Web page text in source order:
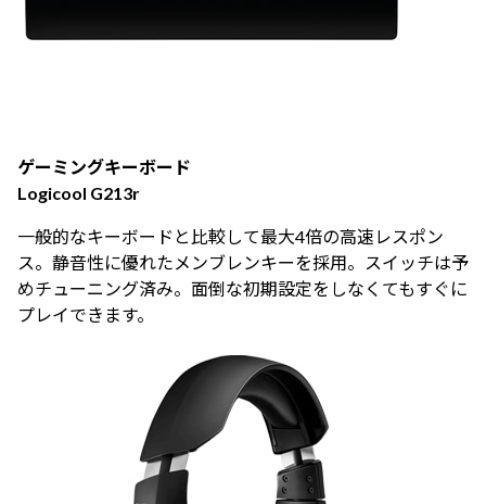
ゲーミングキーボード
Logicool G213r
一般的なキーボードと比較して最大4倍の高速レスポン
ス。静音性に優れたメンブレンキーを採用。スイッチは予
めチューニング済み。面倒な初期設定をしなくてもすぐに
プレイできます。